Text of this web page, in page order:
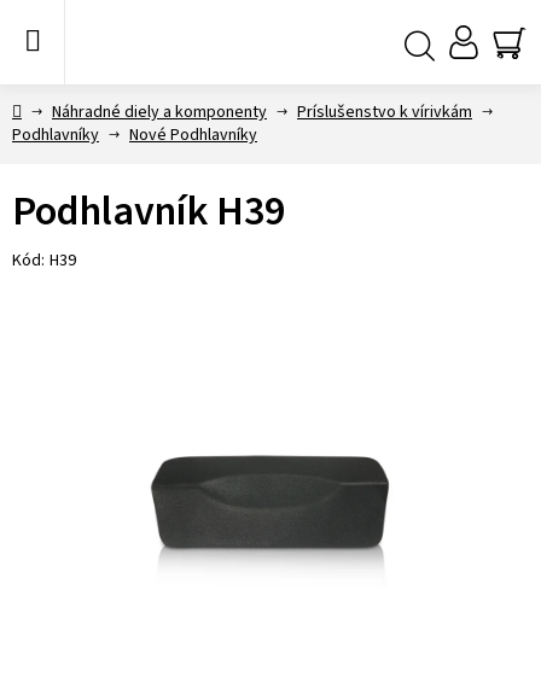
DomovNáhradné diely a komponenty
Príslušenstvo k vírivkám
Podhlavníky
Nové Podhlavníky
Podhlavník H39
Kód: H39